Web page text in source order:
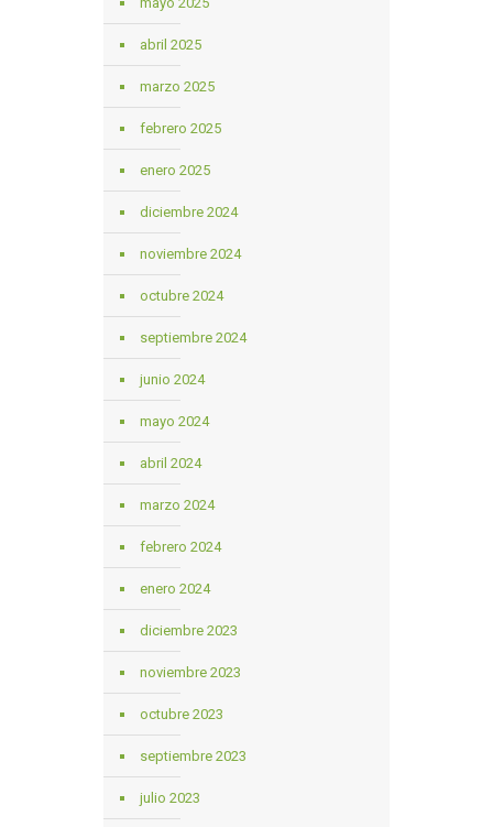
abril 2025
marzo 2025
febrero 2025
enero 2025
diciembre 2024
noviembre 2024
octubre 2024
septiembre 2024
junio 2024
mayo 2024
abril 2024
marzo 2024
febrero 2024
enero 2024
diciembre 2023
noviembre 2023
octubre 2023
septiembre 2023
julio 2023